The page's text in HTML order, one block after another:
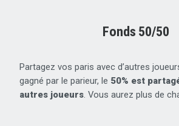
Fonds 50/50
Partagez vos paris avec d’autres
gagné par le parieur, le 50% est
autres joueurs. Vous aurez plus de